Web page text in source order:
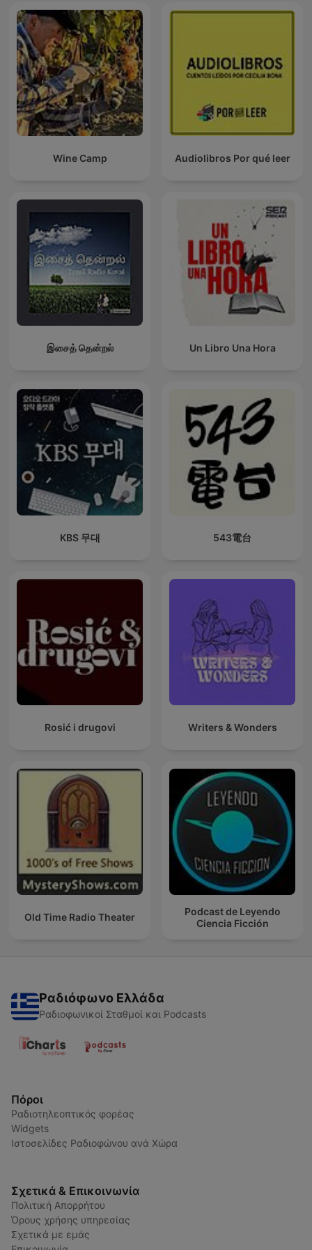
Wine Camp Audiolibros Por qué leer
இசைத் தென்றல் Un Libro Una Hora
KBS 무대 543電台
Rosić i drugovi Writers & Wonders
Old Time Radio Theater
Podcast de Leyendo
Ciencia Ficción
Ραδιόφωνο Ελλάδα
Ραδιοφωνικοί Σταθμοί και Podcasts
Πόροι
Ραδιοτηλεοπτικός φορέας
Widgets
Ιστοσελίδες Ραδιοφώνου ανά Χώρα
Σχετικά & Επικοινωνία
Πολιτική Απορρήτου
Όρους χρήσης υπηρεσίας
Σχετικά με εμάς